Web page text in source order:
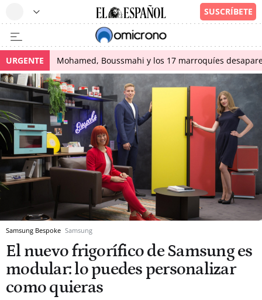
URGENTE Mohamed, Boussmahi y los 17 marroquíes
Samsung Bespoke Samsung
El nuevo frigorífico de Samsung es
modular: lo puedes personalizar
como quieras